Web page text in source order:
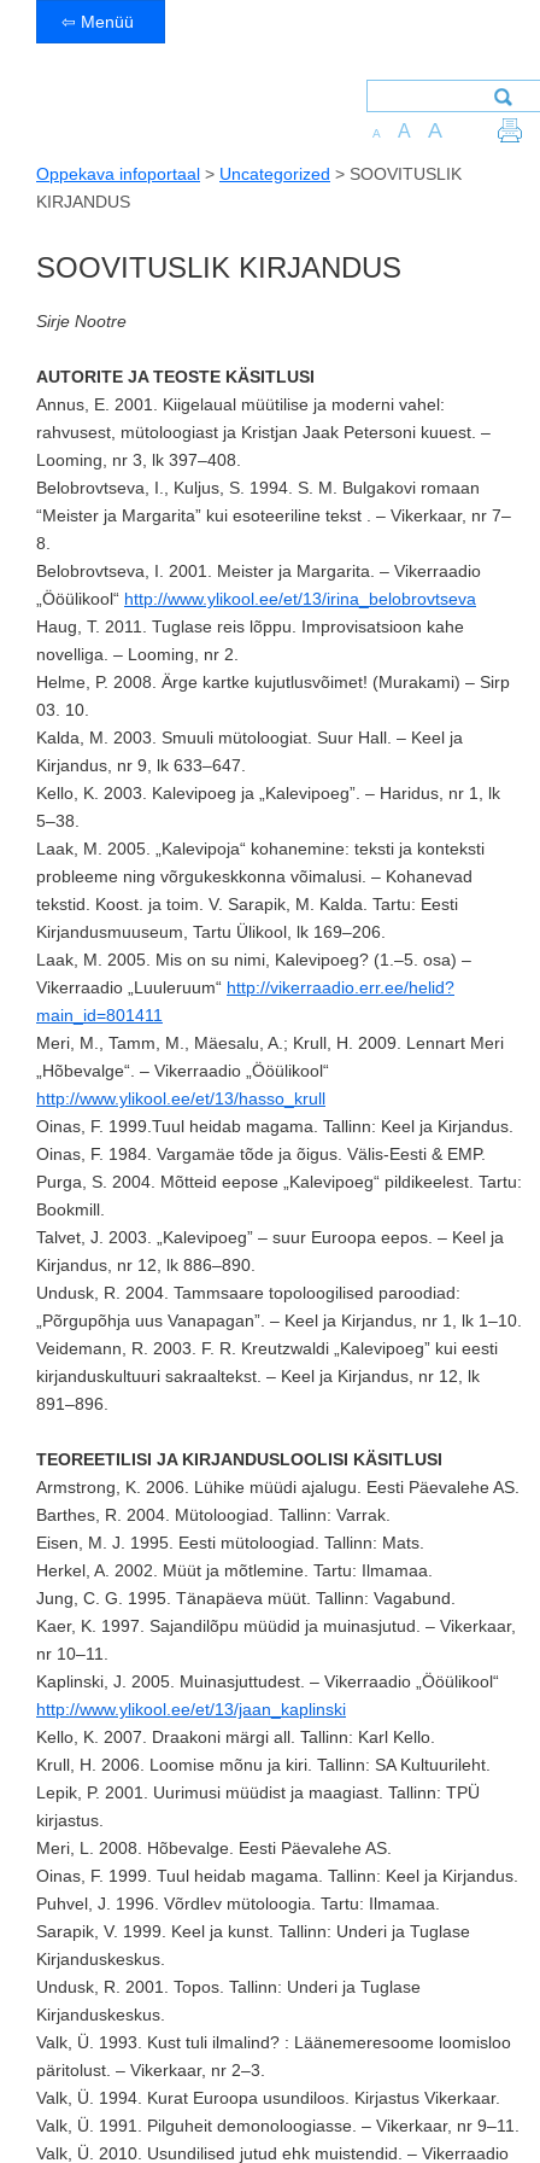
⇦ Menüü
A A A
Oppekava infoportaal > Uncategorized > SOOVITUSLIK
KIRJANDUS
SOOVITUSLIK KIRJANDUS
Sirje Nootre
AUTORITE JA TEOSTE KÄSITLUSI
Annus, E. 2001. Kiigelaual müütilise ja moderni vahel:
rahvusest, mütoloogiast ja Kristjan Jaak Petersoni kuuest. –
Looming, nr 3, lk 397–408.
Belobrovtseva, I., Kuljus, S. 1994. S. M. Bulgakovi romaan
“Meister ja Margarita” kui esoteeriline tekst . – Vikerkaar, nr 7–
8.
Belobrovtseva, I. 2001. Meister ja Margarita. – Vikerraadio
„Ööülikool“ http://www.ylikool.ee/et/13/irina_belobrovtseva
Haug, T. 2011. Tuglase reis lõppu. Improvisatsioon kahe
novelliga. – Looming, nr 2.
Helme, P. 2008. Ärge kartke kujutlusvõimet! (Murakami) – Sirp
03. 10.
Kalda, M. 2003. Smuuli mütoloogiat. Suur Hall. – Keel ja
Kirjandus, nr 9, lk 633–647.
Kello, K. 2003. Kalevipoeg ja „Kalevipoeg”. – Haridus, nr 1, lk
5–38.
Laak, M. 2005. „Kalevipoja“ kohanemine: teksti ja konteksti
probleeme ning võrgukeskkonna võimalusi. – Kohanevad
tekstid. Koost. ja toim. V. Sarapik, M. Kalda. Tartu: Eesti
Kirjandusmuuseum, Tartu Ülikool, lk 169–206.
Laak, M. 2005. Mis on su nimi, Kalevipoeg? (1.–5. osa) –
Vikerraadio „Luuleruum“ http://vikerraadio.err.ee/helid?
main_id=801411
Meri, M., Tamm, M., Mäesalu, A.; Krull, H. 2009. Lennart Meri
„Hõbevalge“. – Vikerraadio „Ööülikool“
http://www.ylikool.ee/et/13/hasso_krull
Oinas, F. 1999.Tuul heidab magama. Tallinn: Keel ja Kirjandus.
Oinas, F. 1984. Vargamäe tõde ja õigus. Välis-Eesti & EMP.
Purga, S. 2004. Mõtteid eepose „Kalevipoeg“ pildikeelest. Tartu:
Bookmill.
Talvet, J. 2003. „Kalevipoeg” – suur Euroopa eepos. – Keel ja
Kirjandus, nr 12, lk 886–890.
Undusk, R. 2004. Tammsaare topoloogilised paroodiad:
„Põrgupõhja uus Vanapagan”. – Keel ja Kirjandus, nr 1, lk 1–10.
Veidemann, R. 2003. F. R. Kreutzwaldi „Kalevipoeg” kui eesti
kirjanduskultuuri sakraaltekst. – Keel ja Kirjandus, nr 12, lk
891–896.
TEOREETILISI JA KIRJANDUSLOOLISI KÄSITLUSI
Armstrong, K. 2006. Lühike müüdi ajalugu. Eesti Päevalehe AS.
Barthes, R. 2004. Mütoloogiad. Tallinn: Varrak.
Eisen, M. J. 1995. Eesti mütoloogiad. Tallinn: Mats.
Herkel, A. 2002. Müüt ja mõtlemine. Tartu: Ilmamaa.
Jung, C. G. 1995. Tänapäeva müüt. Tallinn: Vagabund.
Kaer, K. 1997. Sajandilõpu müüdid ja muinasjutud. – Vikerkaar,
nr 10–11.
Kaplinski, J. 2005. Muinasjuttudest. – Vikerraadio „Ööülikool“
http://www.ylikool.ee/et/13/jaan_kaplinski
Kello, K. 2007. Draakoni märgi all. Tallinn: Karl Kello.
Krull, H. 2006. Loomise mõnu ja kiri. Tallinn: SA Kultuurileht.
Lepik, P. 2001. Uurimusi müüdist ja maagiast. Tallinn: TPÜ
kirjastus.
Meri, L. 2008. Hõbevalge. Eesti Päevalehe AS.
Oinas, F. 1999. Tuul heidab magama. Tallinn: Keel ja Kirjandus.
Puhvel, J. 1996. Võrdlev mütoloogia. Tartu: Ilmamaa.
Sarapik, V. 1999. Keel ja kunst. Tallinn: Underi ja Tuglase
Kirjanduskeskus.
Undusk, R. 2001. Topos. Tallinn: Underi ja Tuglase
Kirjanduskeskus.
Valk, Ü. 1993. Kust tuli ilmalind? : Läänemeresoome loomisloo
päritolust. – Vikerkaar, nr 2–3.
Valk, Ü. 1994. Kurat Euroopa usundiloos. Kirjastus Vikerkaar.
Valk, Ü. 1991. Pilguheit demonoloogiasse. – Vikerkaar, nr 9–11.
Valk, Ü. 2010. Usundilised jutud ehk muistendid. – Vikerraadio